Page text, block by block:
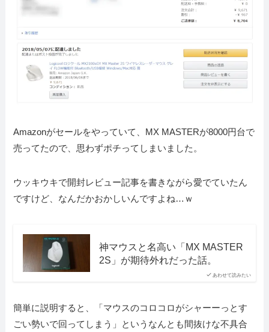
Amazonがセールをやっていて、MX MASTERが8000円台で
売ってたので、思わずポチってしまいました。
ウッキウキで開封レビュー記事を書きながら愛でていたん
ですけど、なんだかおかしいんですよね…ｗ
あわせて読みたい
神マウスと名高い「MX MASTER
2S」が期待外れだった話。
簡単に説明すると、「マウスのコロコロがシャーーっとす
ごい勢いで回ってしまう」というなんとも間抜けな不具合